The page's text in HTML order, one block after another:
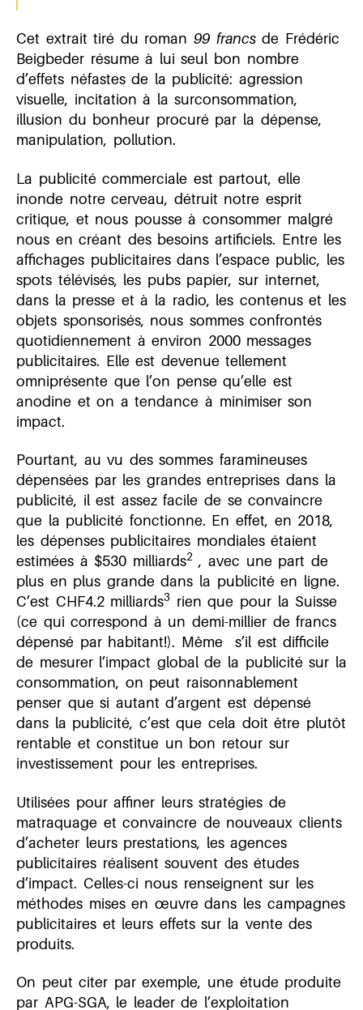
Cet extrait tiré du roman 99 francsde Frédéric
Beigbeder résume à lui seul bon nombre
d’effets néfastes de la publicité: agression
visuelle, incitation à la surconsommation,
illusion du bonheur procuré par la dépense,
manipulation, pollution.
La publicité commerciale est partout, elle
inonde notre cerveau, détruit notre esprit
critique, et nous pousse à consommer malgré
nous en créant des besoins artificiels. Entre les
affichages publicitaires dans l’espace public, les
spots télévisés, les pubs papier, sur internet,
dans la presse et à la radio, les contenus et les
objets sponsorisés, nous sommes confrontés
quotidiennement à environ 2000 messages
publicitaires. Elle est devenue tellement
omniprésente que l’on pense qu’elle est
anodine et on a tendance à minimiser son
impact.
Pourtant, au vu des sommes faramineuses
dépensées par les grandes entreprises dans la
publicité, il est assez facile de se convaincre
que la publicité fonctionne. En effet, en 2018,
les dépenses publicitaires mondiales étaient
estimées à $530 milliards2 , avec une part de
plus en plus grande dans la publicité en ligne.
C’est CHF4.2 milliards3 rien que pour la Suisse
(ce qui correspond à un demi-millier de francs
dépensé par habitant!). Même s’il est difficile
de mesurer l’impact global de la publicité sur la
consommation, on peut raisonnablement
penser que si autant d’argent est dépensé
dans la publicité, c’est que cela doit être plutôt
rentable et constitue un bon retour sur
investissement pour les entreprises.
Utilisées pour affiner leurs stratégies de
matraquage et convaincre de nouveaux clients
d’acheter leurs prestations, les agences
publicitaires réalisent souvent des études
d’impact. Celles-ci nous renseignent sur les
méthodes mises en œuvre dans les campagnes
publicitaires et leurs effets sur la vente des
produits.
On peut citer par exemple, une étude produite
par APG-SGA, le leader de l’exploitation